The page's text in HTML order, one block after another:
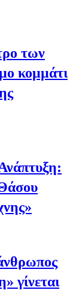
των
κομμάτι
γίνεται